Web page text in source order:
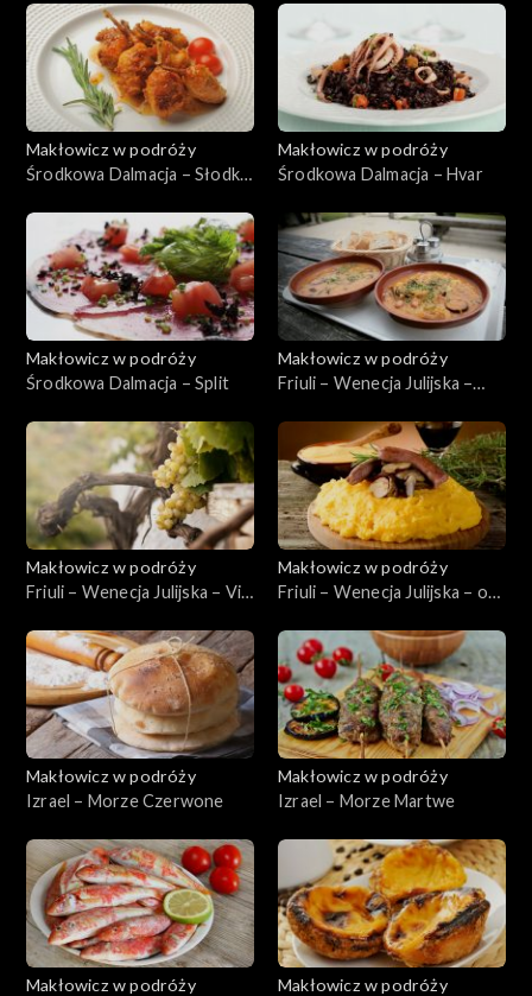
Makłowicz w podróży
Środkowa Dalmacja – Słodka
Makłowicz w podróży
Środkowa Dalmacja – Hvar
Makłowicz w podróży
Środkowa Dalmacja – Split
Makłowicz w podróży
Friuli – Wenecja Julijska –
Makłowicz w podróży
Friuli – Wenecja Julijska – Via
Makłowicz w podróży
Friuli – Wenecja Julijska – od
Makłowicz w podróży
Izrael – Morze Czerwone
Makłowicz w podróży
Izrael – Morze Martwe
Makłowicz w podróży
Makłowicz w podróży